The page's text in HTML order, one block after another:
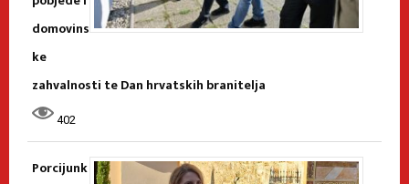
domovins
ke
zahvalnosti te Dan hrvatskih branitelja
402
Porcijunk